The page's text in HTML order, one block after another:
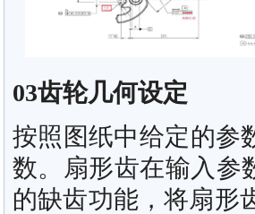
03齿轮几何设定
按照图纸中给定的参
数。扇形齿在输入参
的缺齿功能，将扇形